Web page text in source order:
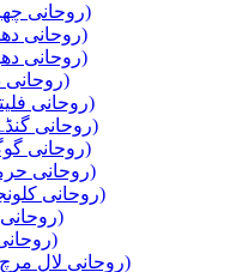
Ruhani Chuhri (روحانی چھری)
Ruhani Dhaga (روحانی دھاگہ)
Ruhani Dhoni (روحانی دھونی)
Ruhani Dori (روحانی ڈوری)
Ruhani Faleetay (روحانی فلیتے)
Ruhani Ganddah (روحانی گنڈہ)
Ruhani Googal (روحانی گوگل)
Ruhani Harmal (روحانی حرمل)
Ruhani Kalonji (روحانی کلونجی)
Ruhani Kar'ra (روحانی کڑا)
Ruhani Keel (روحانی کیل)
Ruhani Lal Mirch (روحانی لال مرچ)